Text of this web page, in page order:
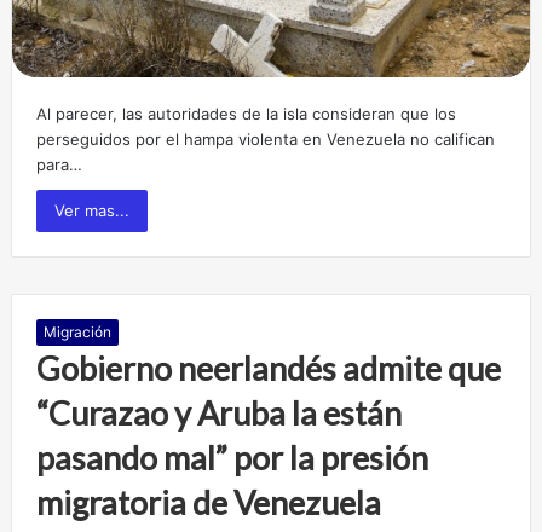
Al parecer, las autoridades de la isla consideran que los
perseguidos por el hampa violenta en Venezuela no califican
para…
Ver mas...
Migración
Gobierno neerlandés admite que
“Curazao y Aruba la están
pasando mal” por la presión
migratoria de Venezuela